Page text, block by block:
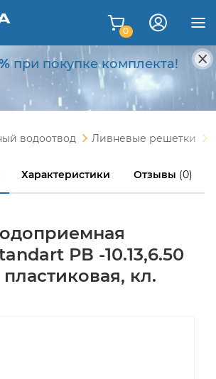
при покупке комплекта!
0
водоотвод Ливневые решетки
Характеристики Отзывы (0)
РВ -10.13,6.50
кл.